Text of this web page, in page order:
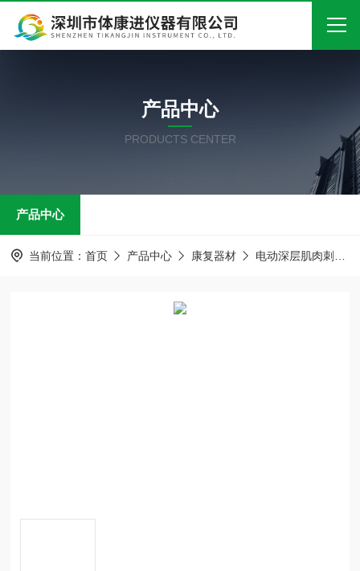
关于我们
产品中心
在线留言
产品中心
PRODUCTS CENTER
产品中心
当前位置： 首页 产品中心 康复器材 电动深层肌肉刺激仪